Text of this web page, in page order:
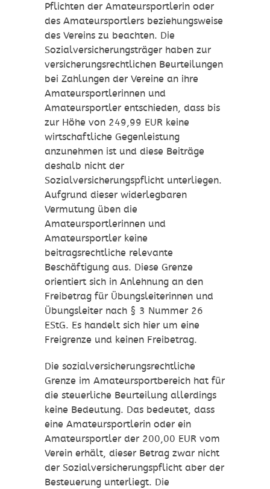
Pflichten der Amateursportlerin oder
des Amateursportlers beziehungsweise
des Vereins zu beachten. Die
Sozialversicherungsträger haben zur
versicherungsrechtlichen Beurteilungen
bei Zahlungen der Vereine an ihre
Amateursportlerinnen und
Amateursportler entschieden, dass bis
zur Höhe von 249,99 EUR keine
wirtschaftliche Gegenleistung
anzunehmen ist und diese Beiträge
deshalb nicht der
Sozialversicherungspflicht unterliegen.
Aufgrund dieser widerlegbaren
Vermutung üben die
Amateursportlerinnen und
Amateursportler keine
beitragsrechtliche relevante
Beschäftigung aus. Diese Grenze
orientiert sich in Anlehnung an den
Freibetrag für Übungsleiterinnen und
Übungsleiter nach § 3 Nummer 26
EStG. Es handelt sich hier um eine
Freigrenze und keinen Freibetrag.
Die sozialversicherungsrechtliche
Grenze im Amateursportbereich hat für
die steuerliche Beurteilung allerdings
keine Bedeutung. Das bedeutet, dass
eine Amateursportlerin oder ein
Amateursportler der 200,00 EUR vom
Verein erhält, dieser Betrag zwar nicht
der Sozialversicherungspflicht aber der
Besteuerung unterliegt. Die